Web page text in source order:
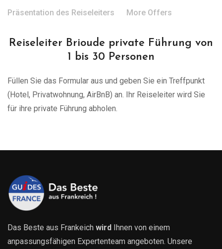
Präsentation des Reiseleiters More Offers
Reiseleiter Brioude private Führung von
1 bis 30 Personen
Füllen Sie das Formular aus und geben Sie ein Treffpunkt
(Hotel, Privatwohnung, AirBnB) an. Ihr Reiseleiter wird Sie
für ihre private Führung abholen.
Das Beste aus Frankeich wird Ihnen von einem
anpassungsfähigen Expertenteam angeboten. Unsere